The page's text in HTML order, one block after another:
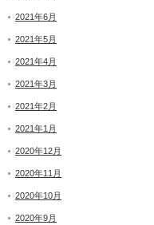
2021年6月
2021年5月
2021年4月
2021年3月
2021年2月
2021年1月
2020年12月
2020年11月
2020年10月
2020年9月